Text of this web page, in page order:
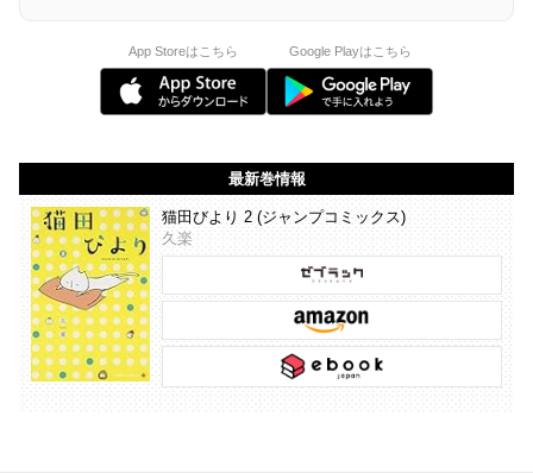
App Storeはこちら Google Playはこちら
最新巻情報
猫田びより 2 (ジャンプコミックス)
久楽